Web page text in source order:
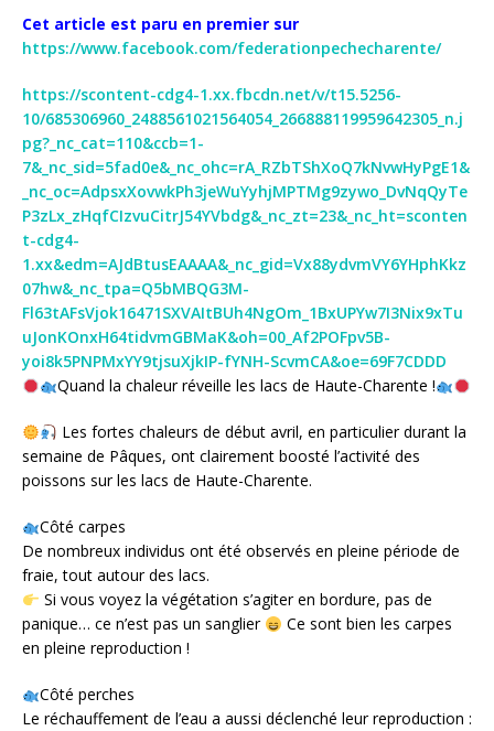
Cet article est paru en premier sur
https://www.facebook.com/federationpechecharente/
https://scontent-cdg4-1.xx.fbcdn.net/v/t15.5256-
10/685306960_2488561021564054_266888119959642305_n.j
pg?_nc_cat=110&ccb=1-
7&_nc_sid=5fad0e&_nc_ohc=rA_RZbTShXoQ7kNvwHyPgE1&
_nc_oc=AdpsxXovwkPh3jeWuYyhjMPTMg9zywo_DvNqQyTe
P3zLx_zHqfCIzvuCitrJ54YVbdg&_nc_zt=23&_nc_ht=sconten
t-cdg4-
1.xx&edm=AJdBtusEAAAA&_nc_gid=Vx88ydvmVY6YHphKkz
07hw&_nc_tpa=Q5bMBQG3M-
Fl63tAFsVjok16471SXVAItBUh4NgOm_1BxUPYw7I3Nix9xTu
uJonKOnxH64tidvmGBMaK&oh=00_Af2POFpv5B-
yoi8k5PNPMxYY9tjsuXjkIP-fYNH-ScvmCA&oe=69F7CDDD
Quand la chaleur réveille les lacs de Haute-Charente !
Les fortes chaleurs de début avril, en particulier durant la
semaine de Pâques, ont clairement boosté l’activité des
poissons sur les lacs de Haute-Charente.
Côté carpes
De nombreux individus ont été observés en pleine période de
fraie, tout autour des lacs.
Si vous voyez la végétation s’agiter en bordure, pas de
panique… ce n’est pas un sanglier
Ce sont bien les carpes
en pleine reproduction !
Côté perches
Le réchauffement de l’eau a aussi déclenché leur reproduction :